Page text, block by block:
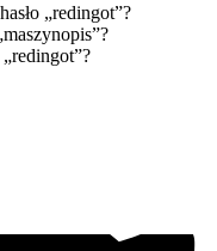
„redingot”?